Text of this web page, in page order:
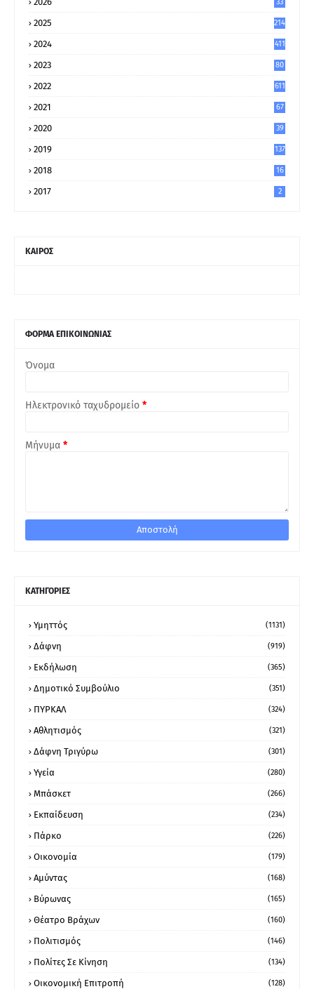
2025 214
2024 411
2023
80
2022 611
2021
67
2020
39
2019 137
2018 16
2017 2
ΚΑΙΡΟΣ
ΦΟΡΜΑ ΕΠΙΚΟΙΝΩΝΙΑΣ
Όνομα
Ηλεκτρονικό ταχυδρομείο *
Μήνυμα *
ΚΑΤΗΓΟΡΙΕΣ
Υμηττός (1131)
Δάφνη (919)
Εκδήλωση (365)
Δημοτικό Συμβούλιο (351)
ΠΥΡΚΑΛ (324)
Αθλητισμός (321)
Δάφνη Τριγύρω (301)
Υγεία (280)
Μπάσκετ (266)
Εκπαίδευση (234)
Πάρκο (226)
Οικονομία (179)
Αμύντας (168)
Βύρωνας (165)
Θέατρο Βράχων (160)
Πολιτισμός (146)
Πολίτες Σε Κίνηση (134)
Οικονομική Επιτροπή (128)